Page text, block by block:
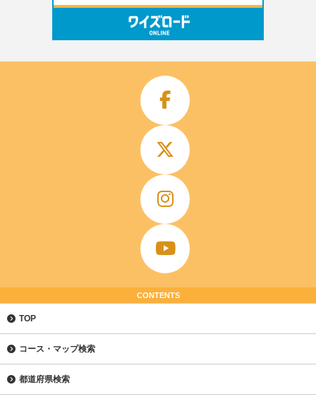
CONTENTS
TOP
コース・マップ検索
都道府県検索